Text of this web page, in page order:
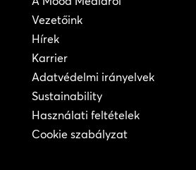
Vezetőink
Hírek
Karrier
Adatvédelmi irányelvek
Sustainability
Használati feltételek
Cookie szabályzat